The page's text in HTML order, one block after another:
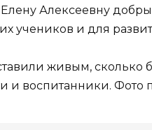
Алексеевну
учеников и для
живым,
и воспитанники. Фото